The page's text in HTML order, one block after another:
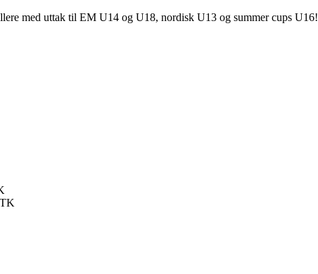
med uttak til EM U14 og U18, nordisk U13 og summer cups U16!